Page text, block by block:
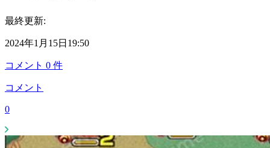
最終更新:
2024年1月15日19:50
コメント 0 件
コメント
0